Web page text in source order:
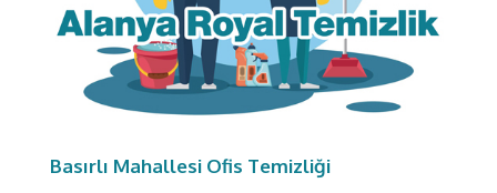
Basırlı Mahallesi Ofis Temizliği